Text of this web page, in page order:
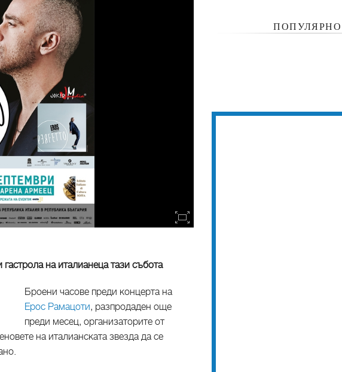
на италианеца тази събота
Броени часове преди концерта на
Ерос Рамацоти, разпродаден още
преди месец, организаторите от
на италианската звезда да се
ПОПУЛЯРНО